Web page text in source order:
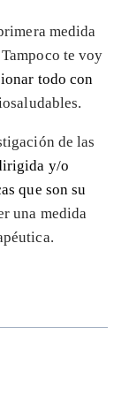
medida
te voy
todo con
de las
y/o
que son su
una medida